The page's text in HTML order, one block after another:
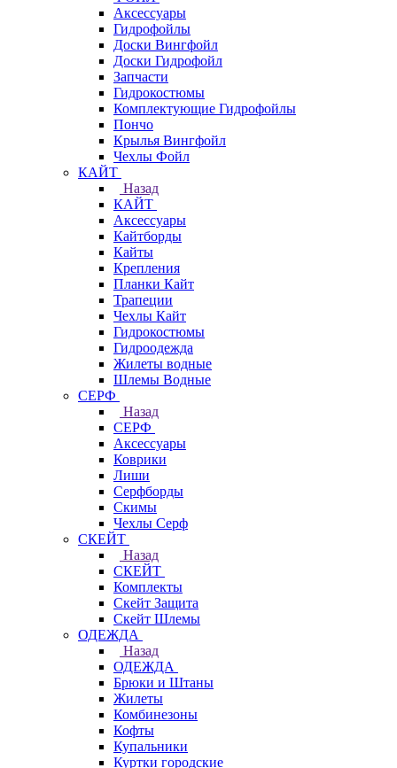
Аксессуары
Гидрофойлы
Доски Вингфойл
Доски Гидрофойл
Запчасти
Гидрокостюмы
Комплектующие Гидрофойлы
Пончо
Крылья Вингфойл
Чехлы Фойл
КАЙТ
Назад
КАЙТ
Аксессуары
Кайтборды
Кайты
Крепления
Планки Кайт
Трапеции
Чехлы Кайт
Гидрокостюмы
Гидроодежда
Жилеты водные
Шлемы Водные
СЕРФ
Назад
СЕРФ
Аксессуары
Коврики
Лиши
Серфборды
Скимы
Чехлы Cерф
СКЕЙТ
Назад
СКЕЙТ
Комплекты
Скейт Защита
Скейт Шлемы
ОДЕЖДА
Назад
ОДЕЖДА
Брюки и Штаны
Жилеты
Комбинезоны
Кофты
Купальники
Куртки городские